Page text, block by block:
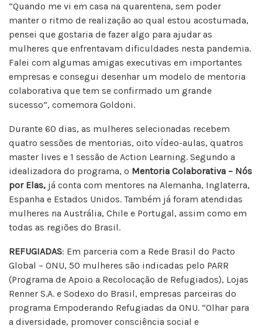
“Quando me vi em casa na quarentena, sem poder
manter o ritmo de realização ao qual estou acostumada,
pensei que gostaria de fazer algo para ajudar as
mulheres que enfrentavam dificuldades nesta pandemia.
Falei com algumas amigas executivas em importantes
empresas e consegui desenhar um modelo de mentoria
colaborativa que tem se confirmado um grande
sucesso”, comemora Goldoni.
Durante 60 dias, as mulheres selecionadas recebem
quatro sessões de mentorias, oito vídeo-aulas, quatros
master lives e 1 sessão de Action Learning. Segundo a
idealizadora do programa, o Mentoria Colaborativa – Nós
por Elas, já conta com mentores na Alemanha, Inglaterra,
Espanha e Estados Unidos. Também já foram atendidas
mulheres na Austrália, Chile e Portugal, assim como em
todas as regiões do Brasil.
REFUGIADAS: Em parceria com a Rede Brasil do Pacto
Global – ONU, 50 mulheres são indicadas pelo PARR
(Programa de Apoio a Recolocação de Refugiados), Lojas
Renner S.A. e Sodexo do Brasil, empresas parceiras do
programa Empoderando Refugiadas da ONU. “Olhar para
a diversidade, promover consciência social e